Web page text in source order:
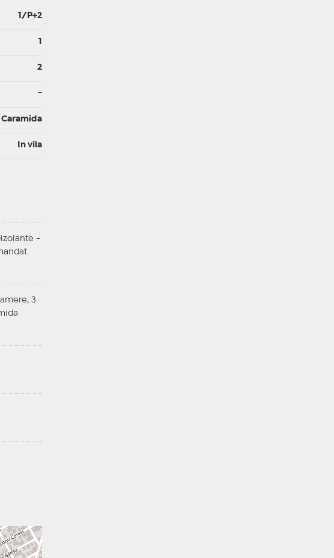
1/P+2
2
-
Caramida
In vila
-
3